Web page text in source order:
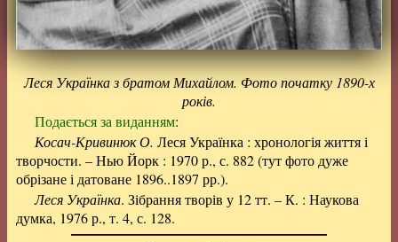
Леся Українка з братом Михайлом. Фото початку 1890-х
років.
Подається за виданням:
Косач-Кривинюк О. Леся Українка : хронологія життя і
творчости. – Нью Йорк : 1970 р., с. 882 (тут фото дуже
обрізане і датоване 1896..1897 рр.).
Леся Українка. Зібрання творів у 12 тт. – К. : Наукова
думка, 1976 р., т. 4, с. 128.